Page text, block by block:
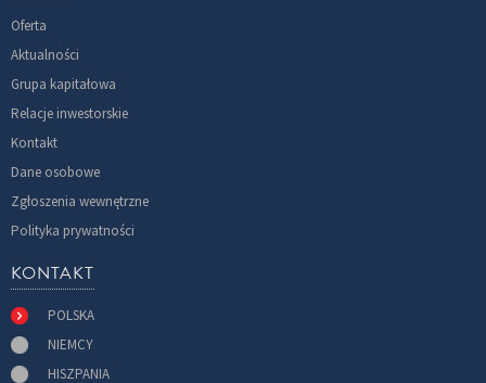
Oferta
Aktualności
Grupa kapitałowa
Relacje inwestorskie
Kontakt
Dane osobowe
Zgłoszenia wewnętrzne
Polityka prywatności
KONTAKT
POLSKA
NIEMCY
HISZPANIA